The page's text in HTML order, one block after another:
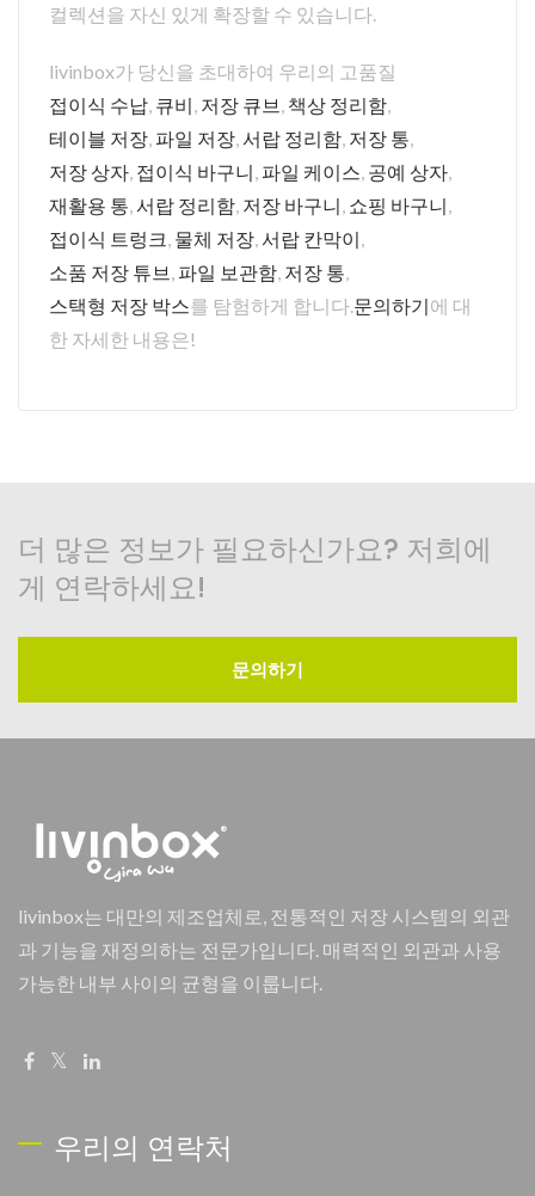
컬렉션을 자신 있게 확장할 수 있습니다.
livinbox가 당신을 초대하여 우리의 고품질
접이식 수납 큐비 저장 큐브 책상 정리함
테이블 저장 파일 저장 서랍 정리함 저장 통
저장 상자 접이식 바구니 파일 케이스 공예 상자
재활용 통 서랍 정리함 저장 바구니 쇼핑 바구니
접이식 트렁크 물체 저장 서랍 칸막이
소품 저장 튜브 파일 보관함 저장 통
스택형 저장 박스를 탐험하게 합니다. 문의하기에 대
한 자세한 내용은!
더 많은 정보가 필요하신가요? 저희에
게 연락하세요!
문의하기
livinbox는 대만의 제조업체로, 전통적인 저장 시스템의 외관
과 기능을 재정의하는 전문가입니다. 매력적인 외관과 사용
가능한 내부 사이의 균형을 이룹니다.
우리의 연락처